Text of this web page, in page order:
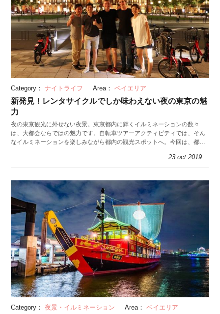
Category： ナイトライフ Area： ベイエリア
新発見！レンタサイクルでしか味わえない夜の東京の魅
力
夜の東京観光に外せない夜景。東京都内に輝くイルミネーションの数々
は、大都会ならではの魅力です。自転車ツアーアクティビティでは、そん
なイルミネーションを楽しみながら都内の観光スポットへ。今回は、都内
23.oct 2019
Category： 夜景・イルミネーション Area： ベイエリア